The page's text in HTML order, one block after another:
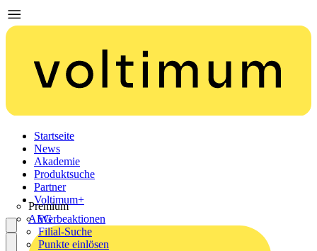
Startseite
News
Akademie
Produktsuche
Partner
Premium
AEG
Voltimum+
Werbeaktionen
Filial-Suche
Punkte einlösen